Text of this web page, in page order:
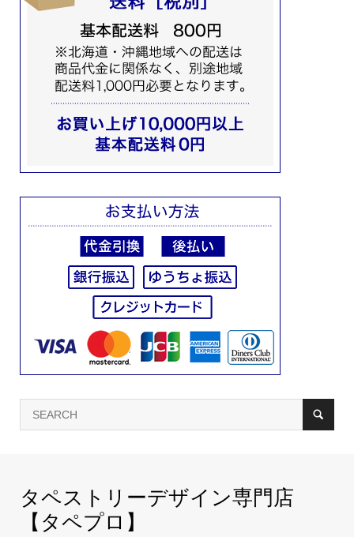
タペストリーデザイン専門店
【タペプロ】